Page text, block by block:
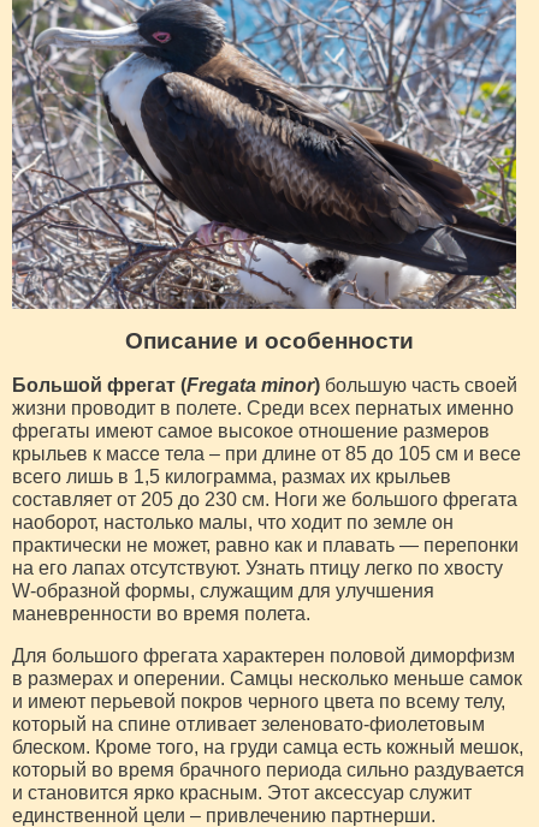
Описание и особенности
Большой фрегат (Fregata minor) большую часть своей
жизни проводит в полете. Среди всех пернатых именно
фрегаты имеют самое высокое отношение размеров
крыльев к массе тела – при длине от 85 до 105 см и весе
всего лишь в 1,5 килограмма, размах их крыльев
составляет от 205 до 230 см. Ноги же большого фрегата
наоборот, настолько малы, что ходит по земле он
практически не может, равно как и плавать — перепонки
на его лапах отсутствуют. Узнать птицу легко по хвосту
W-образной формы, служащим для улучшения
маневренности во время полета.
Для большого фрегата характерен половой диморфизм
в размерах и оперении. Самцы несколько меньше самок
и имеют перьевой покров черного цвета по всему телу,
который на спине отливает зеленовато-фиолетовым
блеском. Кроме того, на груди самца есть кожный мешок,
который во время брачного периода сильно раздувается
и становится ярко красным. Этот аксессуар служит
единственной цели – привлечению партнерши.